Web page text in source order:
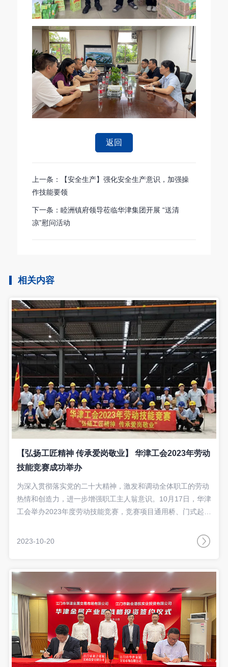
返回
上一条：【安全生产】强化安全生产意识，加强操
作技能要领
下一条：睦洲镇府领导莅临华津集团开展 “送清
凉”慰问活动
相关内容
【弘扬工匠精神 传承爱岗敬业】 华津工会2023年劳动
技能竞赛成功举办
为深入贯彻落实党的二十大精神，激发和调动全体职工的劳动
热情和创造力，进一步增强职工主人翁意识。10月17日，华津
工会举办2023年度劳动技能竞赛，竞赛项目通用桥、门式起重
2023-10-20